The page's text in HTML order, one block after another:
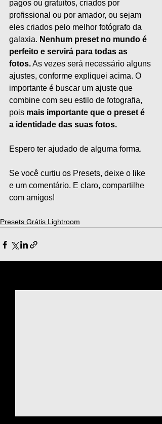
pagos ou gratuitos, criados por
profissional ou por amador, ou sejam
eles criados pelo melhor fotógrafo da
galaxia. Nenhum preset no mundo é
perfeito e servirá para todas as
fotos. As vezes será necessário alguns
ajustes, conforme expliquei acima. O
importante é buscar um ajuste que
combine com seu estilo de fotografia,
pois mais importante que o preset é
a identidade das suas fotos.
Espero ter ajudado de alguma forma.
Se você curtiu os Presets, deixe o like
e um comentário. E claro, compartilhe
com amigos!
Presets Grátis Lightroom